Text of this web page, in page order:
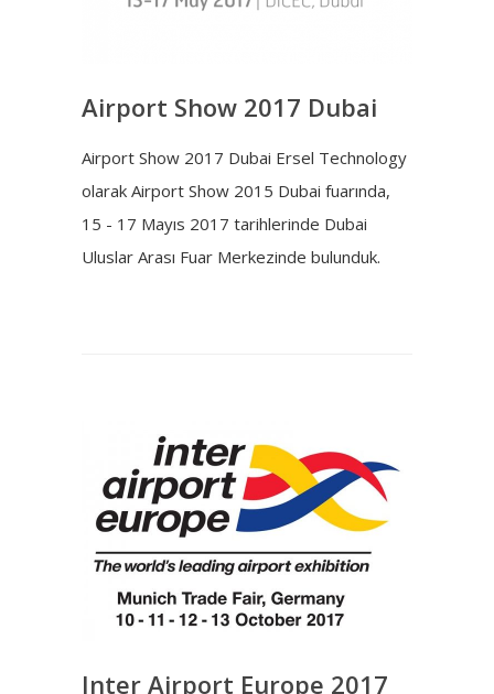
Airport Show 2017 Dubai
Airport Show 2017 Dubai Ersel Technology
olarak Airport Show 2015 Dubai fuarında,
15 - 17 Mayıs 2017 tarihlerinde Dubai
Uluslar Arası Fuar Merkezinde bulunduk.
Inter Airport Europe 2017